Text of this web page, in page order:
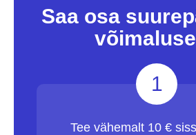
Saa osa
1
Tee vähemalt 10 €